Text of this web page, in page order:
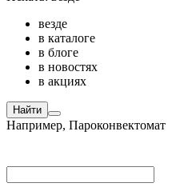
везде
в каталоге
в блоге
в новостях
в акциях
Найти
Например, Пароконвектомат